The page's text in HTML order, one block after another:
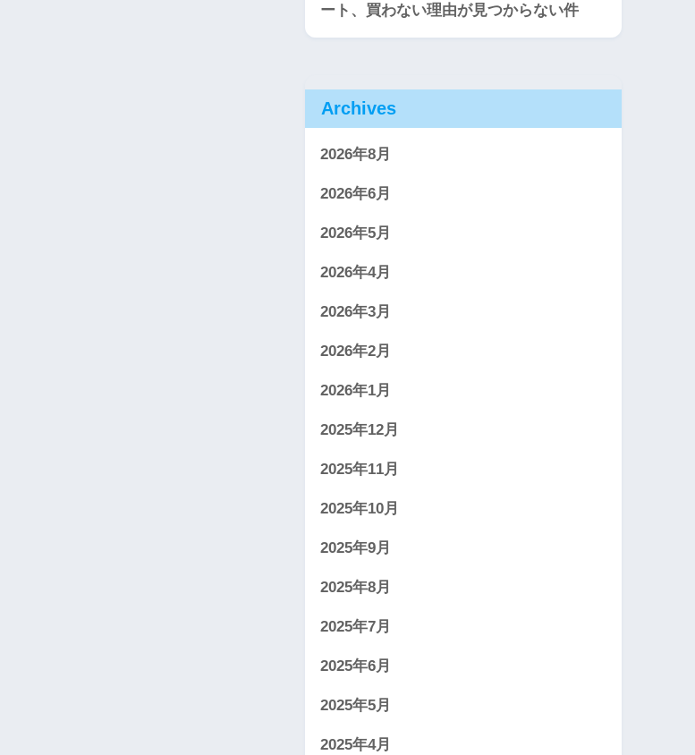
ート、買わない理由が見つからない件
Archives
2026年8月
2026年6月
2026年5月
2026年4月
2026年3月
2026年2月
2026年1月
2025年12月
2025年11月
2025年10月
2025年9月
2025年8月
2025年7月
2025年6月
2025年5月
2025年4月